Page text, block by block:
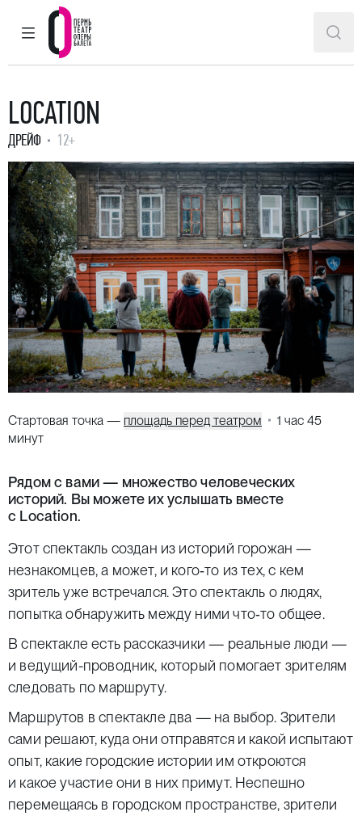
ГЛАВНОЕ МЕНЮ
Пермский театр оперы и балета
LOCATION
ДРЕЙФ 12+
Стартовая точка — площадь перед театром
1 час 45
минут
Рядом с вами — множество человеческих
историй. Вы можете их услышать вместе
с Location.
Этот спектакль создан из историй горожан —
незнакомцев, а может, и кого‑то из тех, с кем
зритель уже встречался. Это спектакль о людях,
попытка обнаружить между ними что‑то общее.
В спектакле есть рассказчики — реальные люди —
и ведущий-проводник, который помогает зрителям
следовать по маршруту.
Маршрутов в спектакле два — на выбор. Зрители
сами решают, куда они отправятся и какой испытают
опыт, какие городские истории им откроются
и какое участие они в них примут. Неспешно
перемещаясь в городском пространстве, зрители